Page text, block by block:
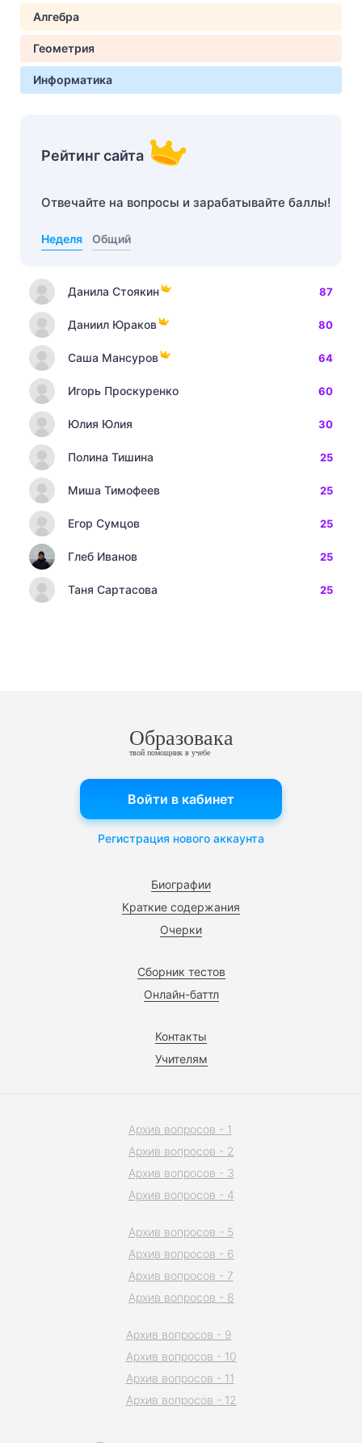
Алгебра
Геометрия
Информатика
Рейтинг сайта
Отвечайте на вопросы и зарабатывайте баллы!
Неделя Общий
Данила Стоякин 87
Даниил Юраков 80
Саша Мансуров 64
Игорь Проскуренко 60
Юлия Юлия 30
Полина Тишина 25
Миша Тимофеев 25
Егор Сумцов 25
Глеб Иванов 25
Таня Сартасова 25
Образовака
твой помощник в учебе
Биографии
Краткие содержания
Очерки
Сборник тестов
Онлайн-баттл
Контакты
Учителям
Войти в кабинет
Регистрация нового аккаунта
Архив вопросов - 1
Архив вопросов - 2
Архив вопросов - 3
Архив вопросов - 4
Архив вопросов - 5
Архив вопросов - 6
Архив вопросов - 7
Архив вопросов - 8
Архив вопросов - 9
Архив вопросов - 10
Архив вопросов - 11
Архив вопросов - 12